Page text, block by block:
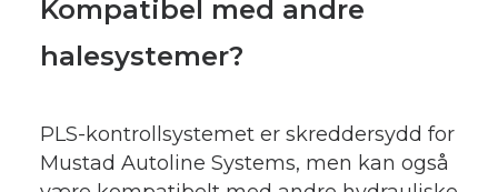
Kompatibel med andre
halesystemer?
PLS-kontrollsystemet er skreddersydd for
Mustad Autoline Systems, men kan også